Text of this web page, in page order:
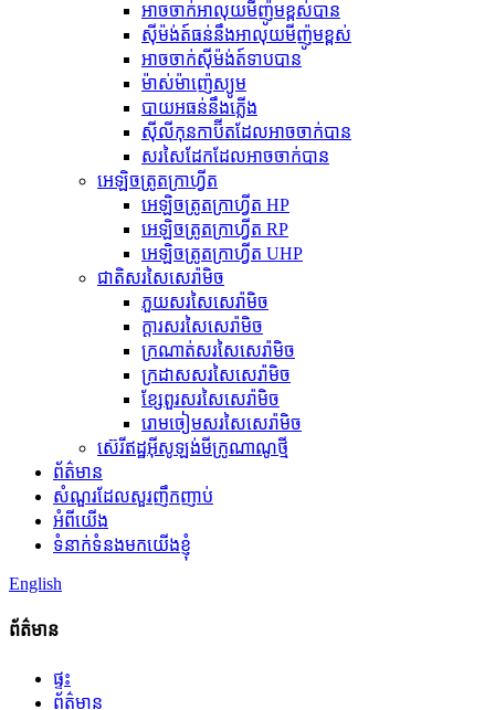
អាច​ចាក់​អាលុយមីញ៉ូម​ខ្ពស់​បាន
ស៊ីម៉ង់ត៍ធន់នឹងអាលុយមីញ៉ូមខ្ពស់
អាចចាក់ស៊ីម៉ង់ត៍ទាបបាន
ម៉ាស់ម៉ាញ៉េស្យូម
បាយអធន់នឹងភ្លើង
ស៊ីលីកុនកាប៊ីតដែលអាចចាក់បាន
សរសៃដែកដែលអាចចាក់បាន
អេឡិចត្រូតក្រាហ្វីត
អេឡិចត្រូតក្រាហ្វីត HP
អេឡិចត្រូតក្រាហ្វីត RP
អេឡិចត្រូតក្រាហ្វីត UHP
ជាតិសរសៃសេរ៉ាមិច
ភួយសរសៃសេរ៉ាមិច
ក្តារសរសៃសេរ៉ាមិច
ក្រណាត់សរសៃសេរ៉ាមិច
ក្រដាសសរសៃសេរ៉ាមិច
ខ្សែពួរសរសៃសេរ៉ាមិច
រោមចៀមសរសៃសេរ៉ាមិច
ស៊េរីឥដ្ឋអ៊ីសូឡង់មីក្រូណាណូថ្មី
ព័ត៌មាន
សំណួរដែលសួរញឹកញាប់
អំពីយើង
ទំនាក់ទំនងមកយើងខ្ញុំ
English
ព័ត៌មាន
ផ្ទះ
ព័ត៌មាន